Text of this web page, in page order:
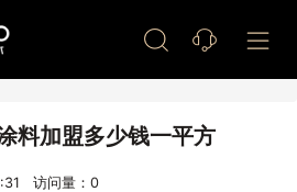
料加盟多少钱一平方
访问量： 0